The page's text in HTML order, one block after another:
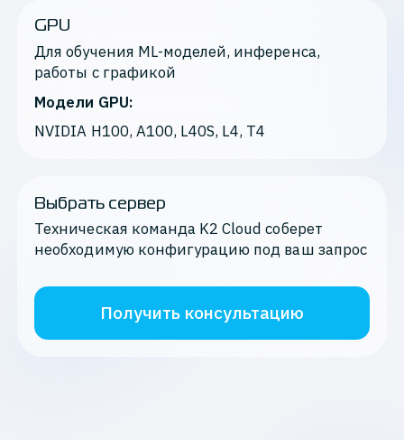
GPU
Для обучения ML-моделей, инференса,
работы с графикой
Модели GPU:
NVIDIA H100, A100, L40S, L4, T4
Выбрать сервер
Техническая команда K2 Cloud соберет
необходимую конфигурацию под ваш запрос
Получить консультацию